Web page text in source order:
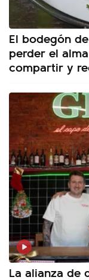
El bodegón
perder el
compartir y
La alianza de